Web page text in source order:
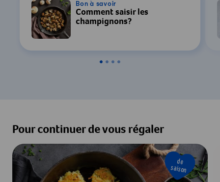
Bon à savoir
Comment saisir les
champignons?
Pour continuer de vous régaler
de
saison